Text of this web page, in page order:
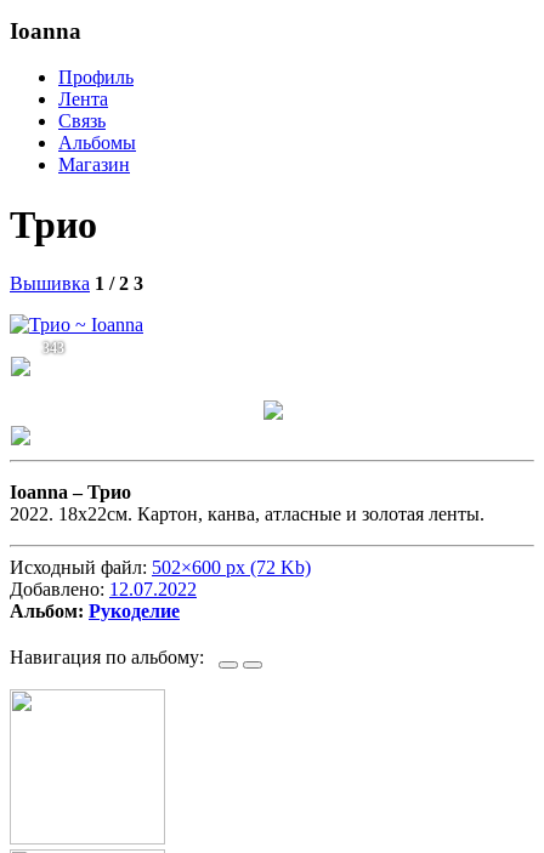
Ioanna
Профиль
Лента
Связь
Альбомы
Магазин
Трио
Вышивка 1 / 2 3
343
Ioanna –Трио
2022. 18х22см. Картон, канва, атласные и золотая ленты.
Исходный файл: 502×600 px (72 Kb)
Добавлено: 12.07.2022
Альбом: Рукоделие
Навигация по альбому: